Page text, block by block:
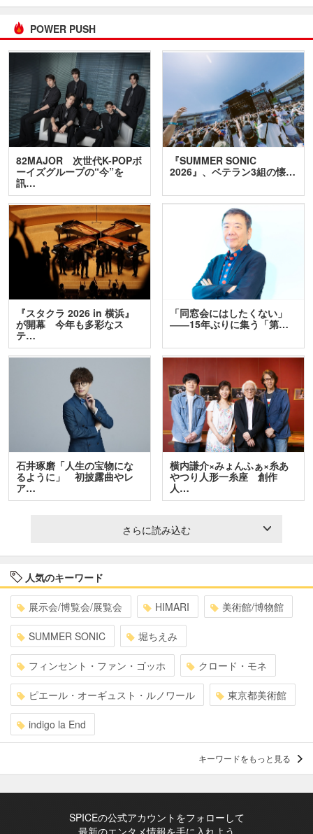
POWER PUSH
82MAJOR 次世代K-POPボ
ーイズグループの“今”を
訊…
『SUMMER SONIC
2026』、ベテラン3組の懐…
『スタクラ 2026 in 横浜』
が開幕 今年も多彩なス
テ…
「同窓会にはしたくない」
――15年ぶりに集う「第…
石井琢磨「人生の宝物にな
るように」 初披露曲やレ
ア…
横内謙介×みょんふぁ×糸あ
やつり人形一糸座 創作
人…
さらに読み込む
人気のキーワード
展示会/博覧会/展覧会 HIMARI 美術館/博物館
SUMMER SONIC 堀ちえみ
フィンセント・ファン・ゴッホ クロード・モネ
ピエール・オーギュスト・ルノワール 東京都美術館
indigo la End
キーワードをもっと見る
SPICEの公式アカウントをフォローして
最新のエンタメ情報を手に入れよう